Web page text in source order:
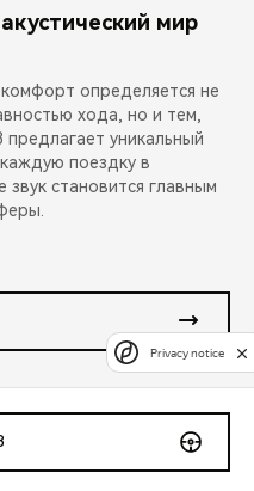
мир
определяется не
хода, но и тем,
предлагает уникальный
поездку в
становится главным
Privacy notice